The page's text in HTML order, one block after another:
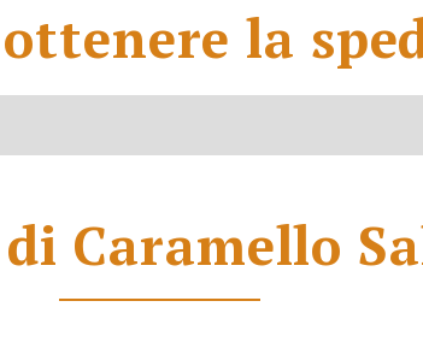
la
Caramello